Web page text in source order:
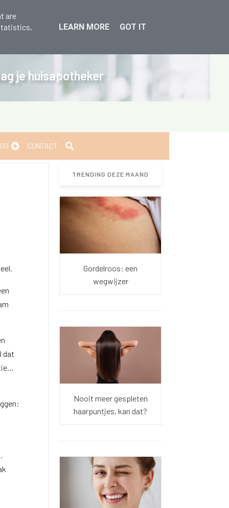
je huisapotheker
CONTACT
dat
TRENDING DEZE MAAND
Gordelroos: een
wegwijzer
Nooit meer gespleten
haarpuntjes, kan dat?
are
LEARN MORE GOT IT